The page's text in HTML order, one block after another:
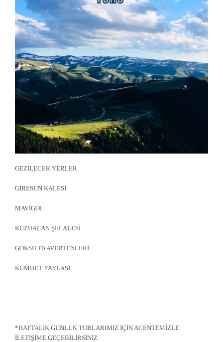
GEZİLECEK YERLER
GİRESUN KALESİ
MAVİGÖL
KUZUALAN ŞELALESİ
GÖKSU TRAVERTENLERİ
KÜMBET YAYLASI
*HAFTALIK GÜNLÜK TURLARIMIZ İÇİN ACENTEMİZLE
İLETİŞİME GEÇEBİLİRSİNİZ.